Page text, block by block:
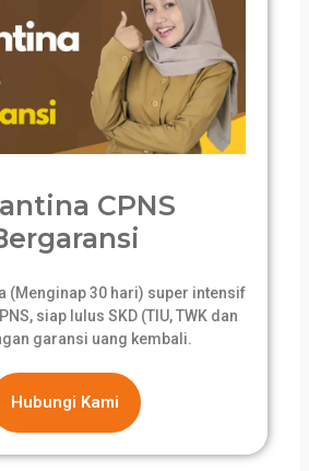
CPNS
(Menginap 30 hari) super intensif
siap lulus SKD (TIU, TWK dan
garansi uang kembali.
Hubungi Kami